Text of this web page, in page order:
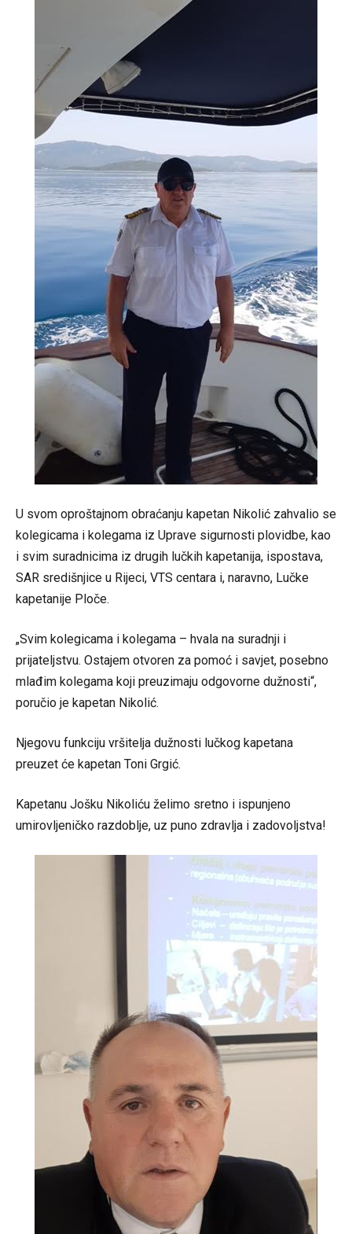
U svom oproštajnom obraćanju kapetan Nikolić zahvalio se
kolegicama i kolegama iz Uprave sigurnosti plovidbe, kao
i svim suradnicima iz drugih lučkih kapetanija, ispostava,
SAR središnjice u Rijeci, VTS centara i, naravno, Lučke
kapetanije Ploče.
„Svim kolegicama i kolegama – hvala na suradnji i
prijateljstvu. Ostajem otvoren za pomoć i savjet, posebno
mlađim kolegama koji preuzimaju odgovorne dužnosti“,
poručio je kapetan Nikolić.
Njegovu funkciju vršitelja dužnosti lučkog kapetana
preuzet će kapetan Toni Grgić.
Kapetanu Jošku Nikoliću želimo sretno i ispunjeno
umirovljeničko razdoblje, uz puno zdravlja i zadovoljstva!